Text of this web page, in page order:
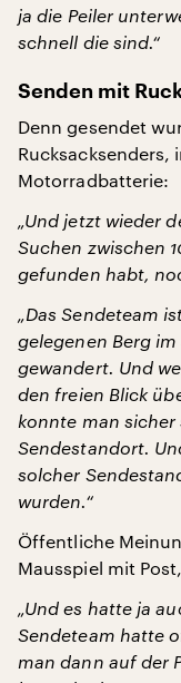
ja die Peiler
schnell die sind.“
Senden mit
Denn gesendet
Motorradbatterie:
„Und jetzt wieder
Suchen zwischen
gefunden habt,
„Das Sendeteam
gelegenen Berg
gewandert. Und
den freien Blick
konnte man
Sendestandort.
solcher
wurden.“
Öffentliche
Mausspiel mit
„Und es hatte ja
Sendeteam hatte
man dann auf der